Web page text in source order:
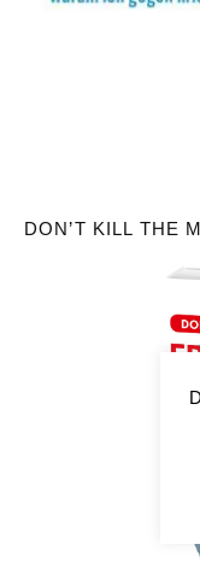
DON’T KILL THE